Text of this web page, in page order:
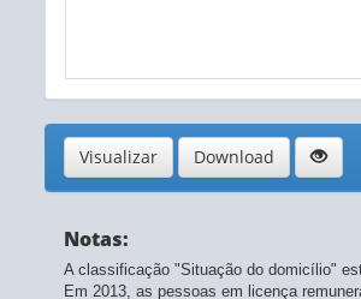
Visualizar Download
Notas:
A classificação "Situação do domicílio"
Em 2013, as pessoas em licença